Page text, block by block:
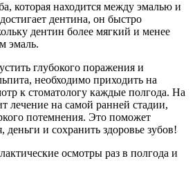
которая находится между эмалью и
дентина, он быстро
дентин более мягкий и менее
эмаль.
глубокого поражения и
необходимо приходить на
к стоматологу каждые полгода. На
лечение на самой ранней стадии,
потемнения. Это поможет
деньги и сохранить здоровье зубов!
осмотры раз в полгода и